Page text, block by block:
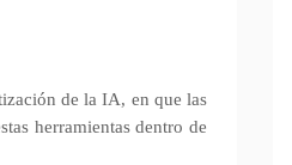
de la IA, en que las
herramientas dentro de